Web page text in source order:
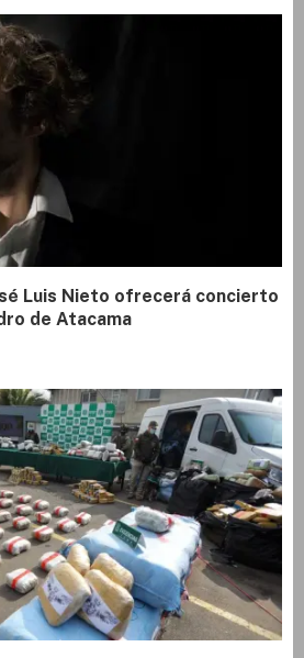
Luis Nieto ofrecerá concierto
de Atacama